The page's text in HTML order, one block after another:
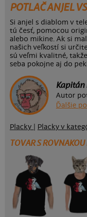
POTLAČ ANJEL
Si anjel s diablom v
tú česť, pomocou
alebo mikine. Ak si
našich veľkostí si
sú veľmi kvalitné,
seba pokojne aj do
Kapitán
Autor
Ďalšie
Placky Placky v
TOVAR S